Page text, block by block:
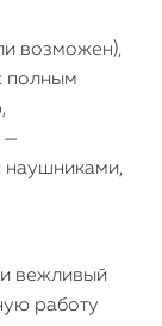
возможен),
полным
—
наушниками,
и вежливый
работу